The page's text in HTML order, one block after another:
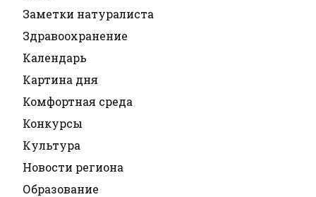
Заметки натуралиста
Здравоохранение
Календарь
Картина дня
Комфортная среда
Конкурсы
Культура
Новости региона
Образование